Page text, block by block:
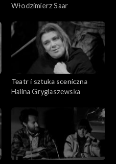
Włodzimierz Saar
Teatr i sztuka sceniczna
Halina Gryglaszewska